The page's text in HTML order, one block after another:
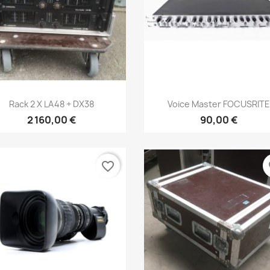
Aperçu rapide
Rack 2 X LA48 + DX38
2 160,00 €
 Aperçu rapide
Voice Master FOCUSRITE
90,00 €
favorite_border
la liste d'envies
Annuler